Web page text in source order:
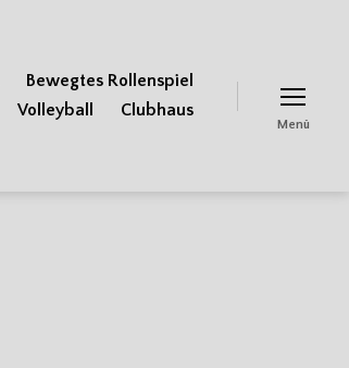
Bewegtes Rollenspiel
Volleyball Clubhaus
Menü